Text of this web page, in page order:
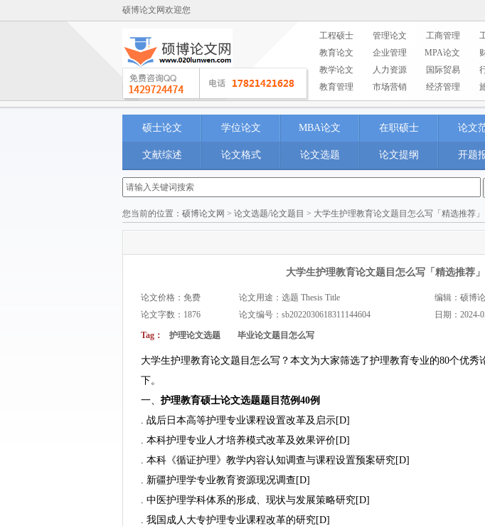
硕博论文网欢迎您
工程硕士 管理论文 工商管理
教育论文
企业管理 MPA论文
教学论文
人力资源 国际贸易
教育管理
市场营销 经济管理
硕士论文 学位论文 MBA论文 在职硕士 论文
文献综述 论文格式 论文选题 论文提纲 开题
您当前的位置： 硕博论文网 > 论文选题/论文题目 > 大学生护理教育论文题目怎么写「精选推荐」
大学生护理教育论文题目怎么写「精选推荐」
论文价格：免费 论文用途：选题 Thesis Title 编辑：硕博
论文字数：1876
论文编号： sb2022030618311144604 日期：2024-
Tag： 护理论文选题 毕业论文题目怎么写
大学生护理教育论文题目怎么写？本文为大家筛选了护理教育专业的80个优秀
下。
一、 护理教育硕士论文选题题目范例40例
. 战后日本高等护理专业课程设置改革及启示[D]
. 本科护理专业人才培养模式改革及效果评价[D]
. 本科《循证护理》教学内容认知调查与课程设置预案研究[D]
. 新疆护理学专业教育资源现况调查[D]
. 中医护理学科体系的形成、现状与发展策略研究[D]
. 我国成人大专护理专业课程改革的研究[D]